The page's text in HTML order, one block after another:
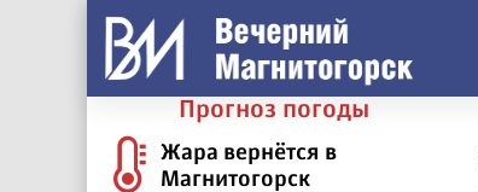
Прогноз погоды
Жара вернётся в
Магнитогорск